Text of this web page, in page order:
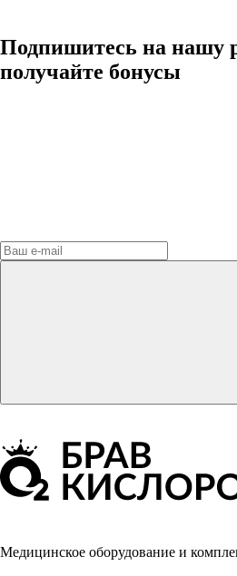
Подпишитесь на нашу
получайте бонусы
Медицинское оборудование и